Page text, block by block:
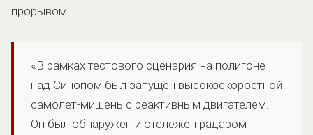
прорывом.
«В рамках тестового сценария на полигоне
над Синопом был запущен высокоскоростной
самолет-мишень с реактивным двигателем.
Он был обнаружен и отслежен радаром